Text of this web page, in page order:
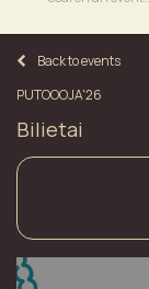
Back to events
PUTOOOJA'26
Bilietai